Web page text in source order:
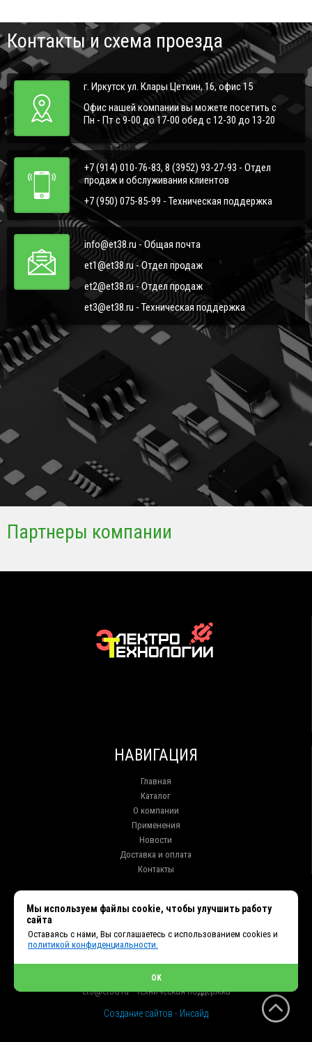
Контакты и схема проезда
г. Иркутск ул. Клары Цеткин, 16, офис 15
Офис нашей компании вы можете посетить с
Пн - Пт с 9-00 до 17-00 обед с 12-30 до 13-20
+7 (914) 010-76-83, 8 (3952) 93-27-93 - Отдел
продаж и обслуживания клиентов
+7 (950) 075-85-99 - Техническая поддержка
info@et38.ru - Общая почта
et1@et38.ru - Отдел продаж
et2@et38.ru - Отдел продаж
et3@et38.ru - Техническая поддержка
Партнеры компании
НАВИГАЦИЯ
Главная
Каталог
О компании
Применения
Новости
Доставка и оплата
Контакты
+7 (914) 010-76-83, 8 (3952) 93-27-93 - Отдел продаж
+7 (950) 075-85-99 - Техническая поддержка
et2@et38.ru - Отдел продаж
et3@et38.ru - Техническая поддержка
Создание сайтов - Инсайд
Мы используем файлы cookie, чтобы улучшить работу
сайта
Оставаясь с нами, Вы соглашаетесь с использованием cookies и
политикой конфиденциальности.
OK